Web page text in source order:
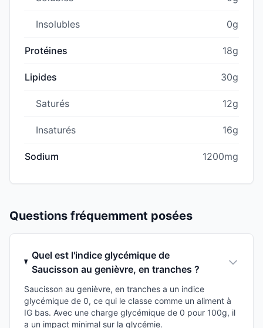
Insolubles 0g
Protéines 18g
Lipides 30g
Saturés 12g
Insaturés 16g
Sodium 1200mg
Questions fréquemment posées
Quel est l'indice glycémique de
Saucisson au genièvre, en tranches ?
Saucisson au genièvre, en tranches a un indice
glycémique de 0, ce qui le classe comme un aliment à
IG bas. Avec une charge glycémique de 0 pour 100g, il
a un impact minimal sur la glycémie.